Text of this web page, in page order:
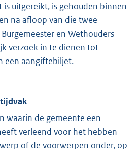
uitgereikt, is gehouden binnen
na afloop van die twee
en Wethouders
verzoek in te dienen tot
een aangiftebiljet.
waarin de gemeente een
verleend voor het hebben
of de voorwerpen onder, op